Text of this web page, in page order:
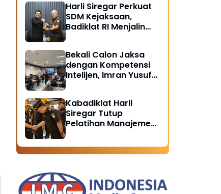
Harli Siregar Perkuat
SDM Kejaksaan,
Badiklat RI Menjalin
Bekali Calon Jaksa
dengan Kompetensi
Intelijen, Imran Yusuf
Penegakan Hukum
Kabadiklat Harli
Siregar Tutup
Pelatihan Manajemen
Instruksikan Alumni
Jadi Agen Perubahan
Kejaksaan